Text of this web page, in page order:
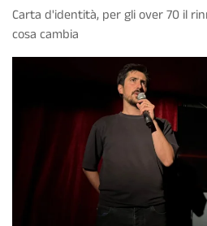
Carta d'identità, per gli over 70 il
cosa cambia